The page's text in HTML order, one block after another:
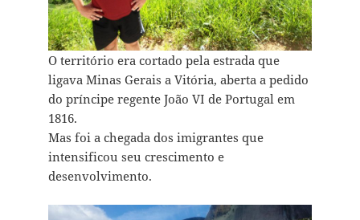
O território era cortado pela estrada que
ligava Minas Gerais a Vitória, aberta a pedido
do príncipe regente João VI de Portugal em
1816.
Mas foi a chegada dos imigrantes que
intensificou seu crescimento e
desenvolvimento.